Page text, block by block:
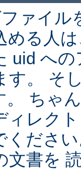
ァイル
める人
uid へ
す。 そ
。 ちゃ
ィレク
くださ
文書を